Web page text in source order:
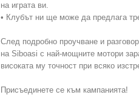
на играта ви.
• Клубът ни ще може да предлага
След подробно проучване и
на Siboasi с най-мощните мотори
високата му точност при всяко
Присъединете се към кампанията!